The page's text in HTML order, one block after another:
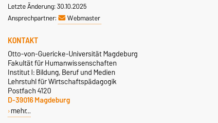
Letzte Änderung: 30.10.2025
Ansprechpartner:
Webmaster
KONTAKT
Otto-von-Guericke-Universität Magdeburg
Fakultät für Humanwissenschaften
Institut I: Bildung, Beruf und Medien
Lehrstuhl für Wirtschaftspädagogik
Postfach 4120
D-39016 Magdeburg
mehr…